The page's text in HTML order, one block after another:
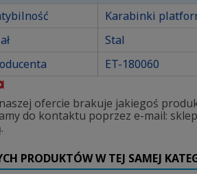
Karabinki
Stal
ET-180060
ofercie brakuje jakiegoś
do kontaktu poprzez e-mail:
PRODUKTÓW W TEJ SAMEJ